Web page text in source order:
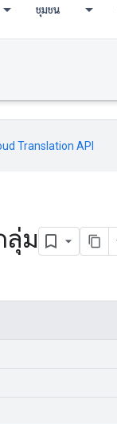
ชุมชน
Translation API
ลุ่ม